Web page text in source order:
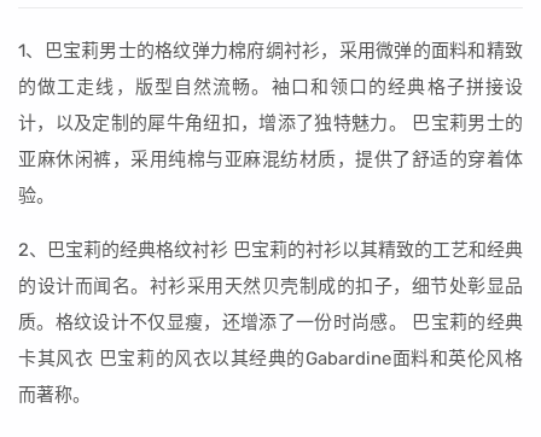
1、巴宝莉男士的格纹弹力棉府绸衬衫，采用微弹的面料和精致
的做工走线，版型自然流畅。袖口和领口的经典格子拼接设
计，以及定制的犀牛角纽扣，增添了独特魅力。 巴宝莉男士的
亚麻休闲裤，采用纯棉与亚麻混纺材质，提供了舒适的穿着体
验。
2、巴宝莉的经典格纹衬衫 巴宝莉的衬衫以其精致的工艺和经典
的设计而闻名。衬衫采用天然贝壳制成的扣子，细节处彰显品
质。格纹设计不仅显瘦，还增添了一份时尚感。 巴宝莉的经典
卡其风衣 巴宝莉的风衣以其经典的Gabardine面料和英伦风格
而著称。